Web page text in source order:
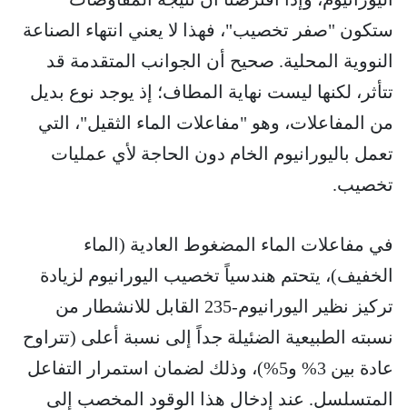
ستكون "صفر تخصيب"، فهذا لا يعني انتهاء الصناعة
النووية المحلية. صحيح أن الجوانب المتقدمة قد
تتأثر، لكنها ليست نهاية المطاف؛ إذ يوجد نوع بديل
من المفاعلات، وهو "مفاعلات الماء الثقيل"، التي
تعمل باليورانيوم الخام دون الحاجة لأي عمليات
تخصيب.
في مفاعلات الماء المضغوط العادية (الماء
الخفيف)، يتحتم هندسياً تخصيب اليورانيوم لزيادة
تركيز نظير اليورانيوم-235 القابل للانشطار من
نسبته الطبيعية الضئيلة جداً إلى نسبة أعلى (تتراوح
عادة بين 3% و5%)، وذلك لضمان استمرار التفاعل
المتسلسل. عند إدخال هذا الوقود المخصب إلى